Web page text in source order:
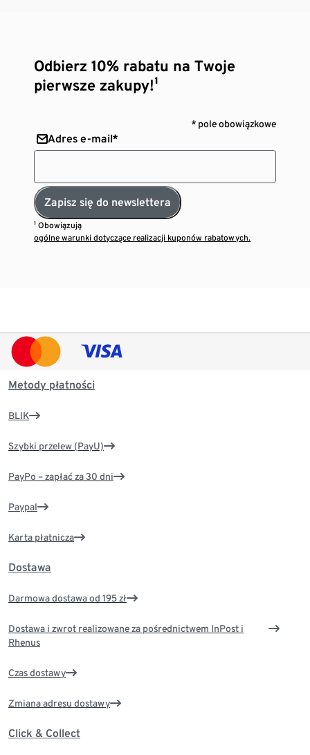
Odbierz 10% rabatu na Twoje
pierwsze zakupy!¹
* pole obowiązkowe
Adres e-mail*
Zapisz się do newslettera
¹ Obowiązują
ogólne warunki dotyczące realizacji kuponów rabatowych.
Metody płatności
BLIK
Szybki przelew (PayU)
PayPo – zapłać za 30 dni
Paypal
Karta płatnicza
Dostawa
Darmowa dostawa od 195 zł
Dostawa i zwrot realizowane za pośrednictwem InPost i
Rhenus
Czas dostawy
Zmiana adresu dostawy
Click & Collect